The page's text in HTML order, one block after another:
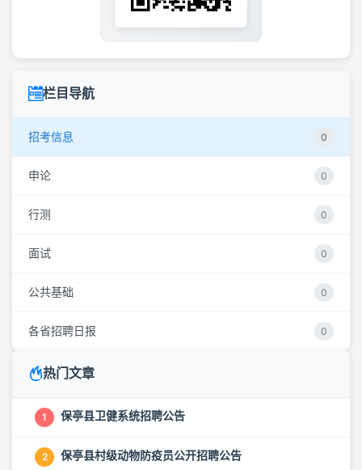
栏目导航
招考信息 0
申论 0
行测 0
面试 0
公共基础 0
各省招聘日报 0
热门文章
1 保亭县卫健系统招聘公告
2 保亭县村级动物防疫员公开招聘公告